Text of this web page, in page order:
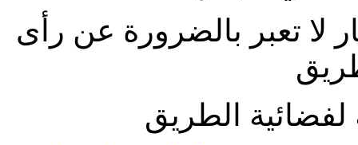
لا تعبر بالضرورة عن رأى
الطريق